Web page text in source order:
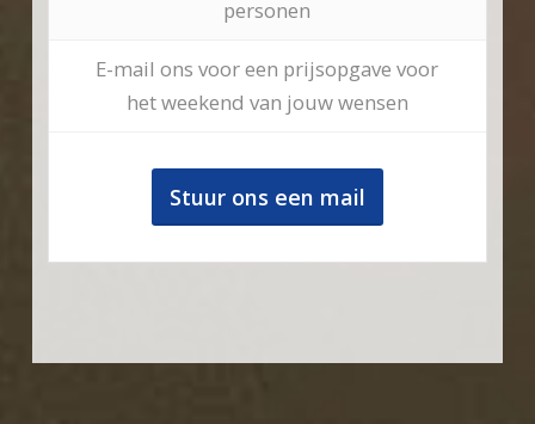
personen
E-mail ons voor een prijsopgave voor
het weekend van jouw wensen
Stuur ons een mail